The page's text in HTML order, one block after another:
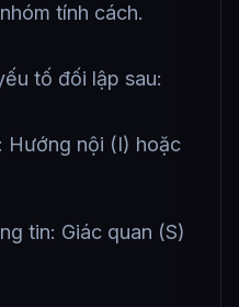
tính cách.
tố đối lập sau:
Hướng nội (I) hoặc
tin: Giác quan (S)